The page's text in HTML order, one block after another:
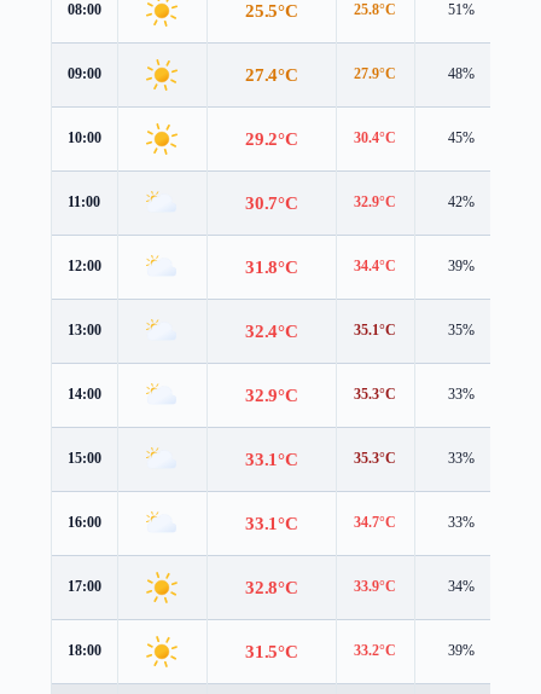
08:00 25.5°C 25.8°C 51%
09:00 27.4°C 27.9°C 48%
10:00 29.2°C 30.4°C 45%
11:00 30.7°C 32.9°C 42%
12:00 31.8°C 34.4°C 39%
13:00 32.4°C 35.1°C 35%
14:00 32.9°C 35.3°C 33%
15:00 33.1°C 35.3°C 33%
16:00 33.1°C 34.7°C 33%
17:00 32.8°C 33.9°C 34%
18:00 31.5°C 33.2°C 39%